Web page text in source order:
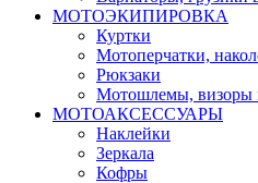
МОТОЭКИПИРОВКА
Куртки
Мотоперчатки,
Рюкзаки
Мотошлемы, визоры
МОТОАКСЕССУАРЫ
Наклейки
Зеркала
Кофры